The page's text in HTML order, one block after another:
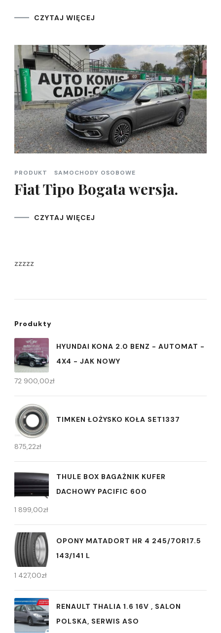
CZYTAJ WIĘCEJ
PRODUKT SAMOCHODY OSOBOWE
Fiat Tipo Bogata wersja.
CZYTAJ WIĘCEJ
zzzzz
Produkty
HYUNDAI KONA 2.0 BENZ - AUTOMAT -
4X4 - JAK NOWY
72 900,00zł
TIMKEN ŁOŻYSKO KOŁA SET1337
875,22zł
THULE BOX BAGAŻNIK KUFER
DACHOWY PACIFIC 600
1 899,00zł
OPONY MATADORT HR 4 245/70R17.5
143/141 L
1 427,00zł
RENAULT THALIA 1.6 16V , SALON
POLSKA, SERWIS ASO